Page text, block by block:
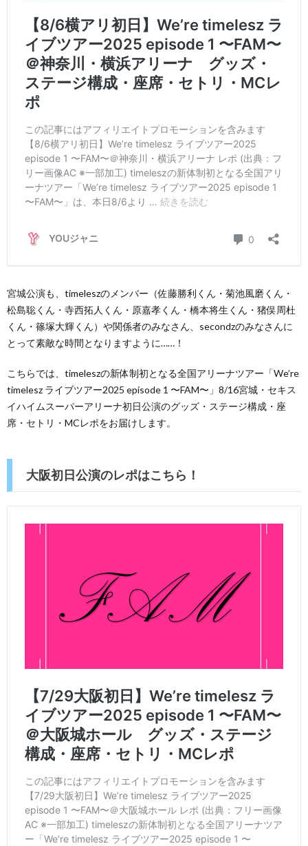
宮城公演も、timeleszのメンバー（佐藤勝利くん・菊池風磨くん・
松島聡くん・寺西拓人くん・原嘉孝くん・橋本将生くん・猪俣周杜
くん・篠塚大輝くん）や関係者のみなさん、secondzのみなさんに
とって素敵な時間となりますように……！
こちらでは、timeleszの新体制初となる全国アリーナツアー「We’re
timelesz ライブツアー2025 episode 1 〜FAM〜」8/16宮城・セキス
イハイムスーパーアリーナ初日公演のグッズ・ステージ構成・座
席・セトリ・MCレポをお届けします。
大阪初日公演のレポはこちら！